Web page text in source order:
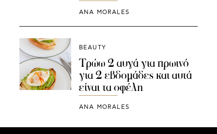
ANA MORALES
BEAUTY
Τρώω 2 αυγά για πρωινό
για 2 εβδομάδες και αυτά
είναι τα οφέλη
ANA MORALES